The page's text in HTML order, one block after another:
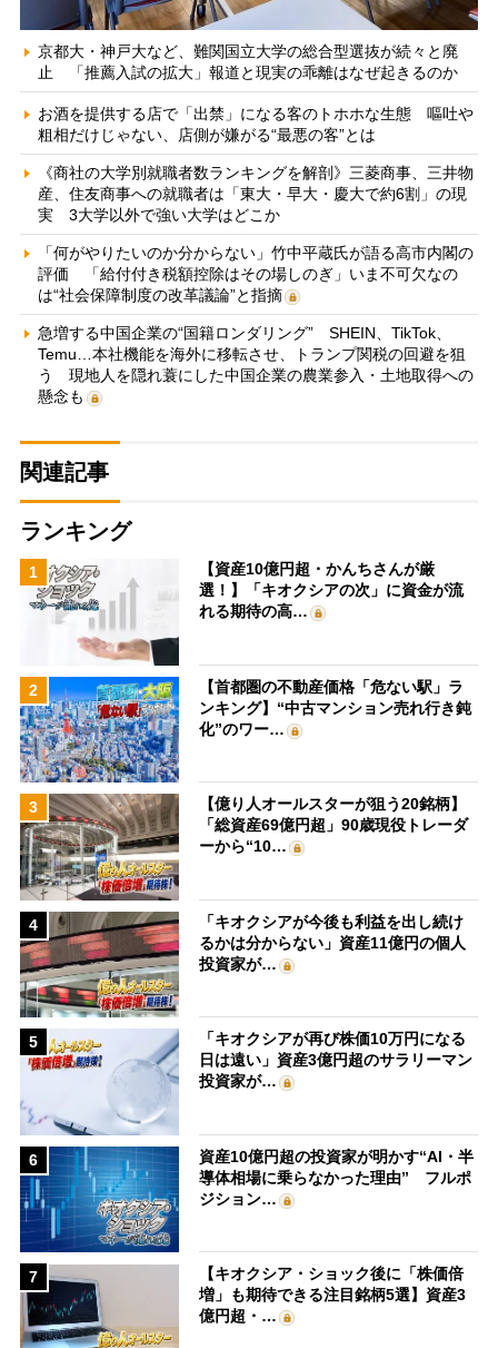
京都大・神戸大など、難関国立大学の総合型選抜が続々と廃
止 「推薦入試の拡大」報道と現実の乖離はなぜ起きるのか
お酒を提供する店で「出禁」になる客のトホホな生態 嘔吐や
粗相だけじゃない、店側が嫌がる“最悪の客”とは
《商社の大学別就職者数ランキングを解剖》三菱商事、三井物
産、住友商事への就職者は「東大・早大・慶大で約6割」の現
実 3大学以外で強い大学はどこか
「何がやりたいのか分からない」竹中平蔵氏が語る高市内閣の
評価 「給付付き税額控除はその場しのぎ」いま不可欠なの
は“社会保障制度の改革議論”と指摘
急増する中国企業の“国籍ロンダリング” SHEIN、TikTok、
Temu…本社機能を海外に移転させ、トランプ関税の回避を狙
う 現地人を隠れ蓑にした中国企業の農業参入・土地取得への
懸念も
関連記事
ランキング
1
【資産10億円超・かんちさんが厳
選！】「キオクシアの次」に資金が流
れる期待の高…
2
【首都圏の不動産価格「危ない駅」ラ
ンキング】“中古マンション売れ行き鈍
化”のワー…
3
【億り人オールスターが狙う20銘柄】
「総資産69億円超」90歳現役トレーダ
ーから“10…
4
「キオクシアが今後も利益を出し続け
るかは分からない」資産11億円の個人
投資家が…
5
「キオクシアが再び株価10万円になる
日は遠い」資産3億円超のサラリーマン
投資家が…
6
資産10億円超の投資家が明かす“AI・半
導体相場に乗らなかった理由” フルポ
ジション…
7
【キオクシア・ショック後に「株価倍
増」も期待できる注目銘柄5選】資産3
億円超・…